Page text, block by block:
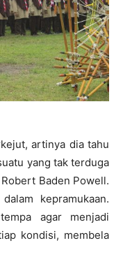
artinya dia tahu
yang tak terduga
Baden Powell.
kepramukaan.
agar menjadi
kondisi, membela